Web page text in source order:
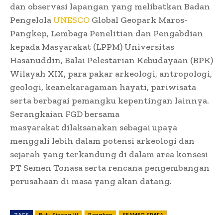
dan observasi lapangan yang melibatkan Badan
Pengelola UNESCO Global Geopark Maros-
Pangkep, Lembaga Penelitian dan Pengabdian
kepada Masyarakat (LPPM) Universitas
Hasanuddin, Balai Pelestarian Kebudayaan (BPK)
Wilayah XIX, para pakar arkeologi, antropologi,
geologi, keanekaragaman hayati, pariwisata
serta berbagai pemangku kepentingan lainnya.
Serangkaian FGD bersama
masyarakat dilaksanakan sebagai upaya
menggali lebih dalam potensi arkeologi dan
sejarah yang terkandung di dalam area konsesi
PT Semen Tonasa serta rencana pengembangan
perusahaan di masa yang akan datang.